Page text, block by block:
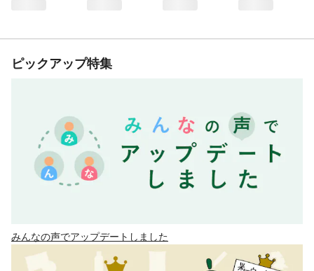
ピックアップ特集
みんなの声でアップデートしました